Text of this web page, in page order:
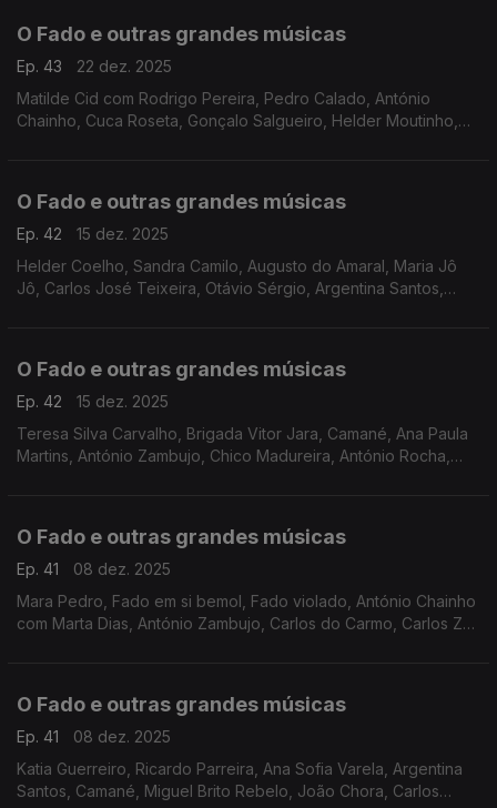
O Fado e outras grandes músicas
Ep. 43
22 dez. 2025
Matilde Cid com Rodrigo Pereira, Pedro Calado, António
Chainho, Cuca Roseta, Gonçalo Salgueiro, Helder Moutinho,
O Fado e outras grandes músicas
Ep. 42
15 dez. 2025
Helder Coelho, Sandra Camilo, Augusto do Amaral, Maria Jô
Jô, Carlos José Teixeira, Otávio Sérgio, Argentina Santos,
O Fado e outras grandes músicas
Ep. 42
15 dez. 2025
Teresa Silva Carvalho, Brigada Vitor Jara, Camané, Ana Paula
Martins, António Zambujo, Chico Madureira, António Rocha,
O Fado e outras grandes músicas
Ep. 41
08 dez. 2025
Mara Pedro, Fado em si bemol, Fado violado, António Chainho
com Marta Dias, António Zambujo, Carlos do Carmo, Carlos Zel,
O Fado e outras grandes músicas
Ep. 41
08 dez. 2025
Katia Guerreiro, Ricardo Parreira, Ana Sofia Varela, Argentina
Santos, Camané, Miguel Brito Rebelo, João Chora, Carlos